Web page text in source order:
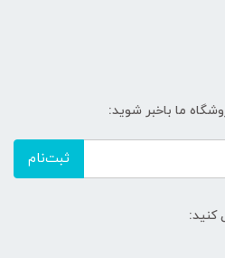
ما باخبر شوید:
ثبت‌نام
کنید: